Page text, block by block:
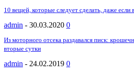
10 вещей, которые следует сделать, даже если
admin - 30.03.2020 0
Из моторного отсека раздавался писк:
вторые сутки
admin - 24.02.2019 0